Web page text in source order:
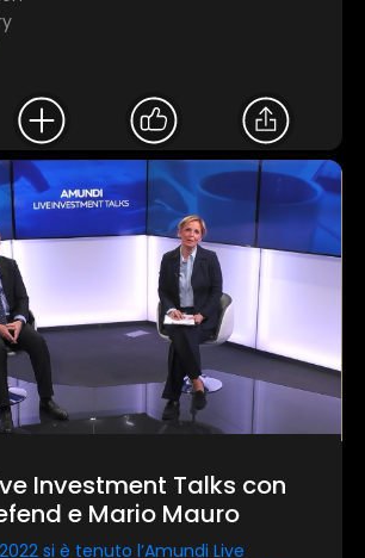
Investment Talks con
e Mario Mauro
si è tenuto l’Amundi Live